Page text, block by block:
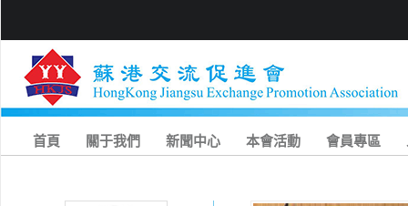
首頁 關于我們 新聞中心 本會活動 會員專區